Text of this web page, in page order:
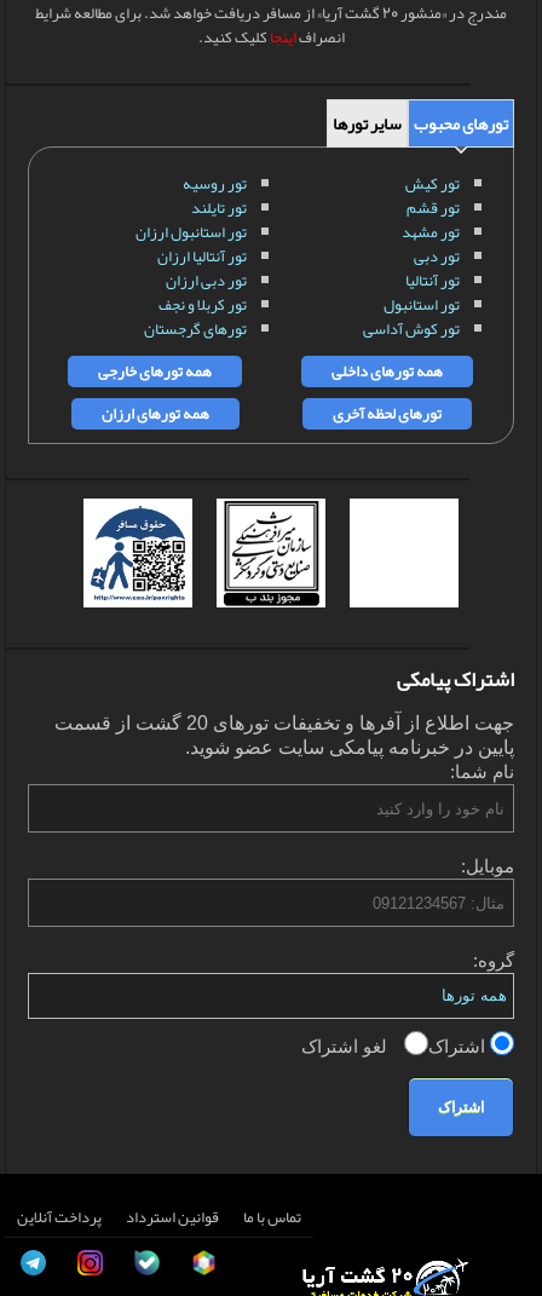
مندرج در «منشور 20 گشت آریا» از مسافر دریافت خواهد شد. برای مطالعه شرایط
انصرافاینجاکلیک کنید.
تورهای محبوب سایر تورها
تور کیش
تور قشم
تور مشهد
تور دبی
تور آنتالیا
تور استانبول
تور کوش آداسی
تور روسیه
تور تایلند
تور استانبول ارزان
تور آنتالیا ارزان
تور دبی ارزان
تور کربلا و نجف
تورهای گرجستان
همه تورهای داخلی
همه تورهای خارجی
تورهای لحظه آخری
همه تورهای ارزان
اشتراک پیامکی
جهت اطلاع از آفرها و تخفیفات تورهای 20 گشت از قسمت
پایین در خبرنامه پیامکی سایت عضو شوید.
نام شما:
موبایل:
گروه:
اشتراک لغو اشتراک
اشتراک
تماس با ما قوانین استرداد پرداخت آنلاین